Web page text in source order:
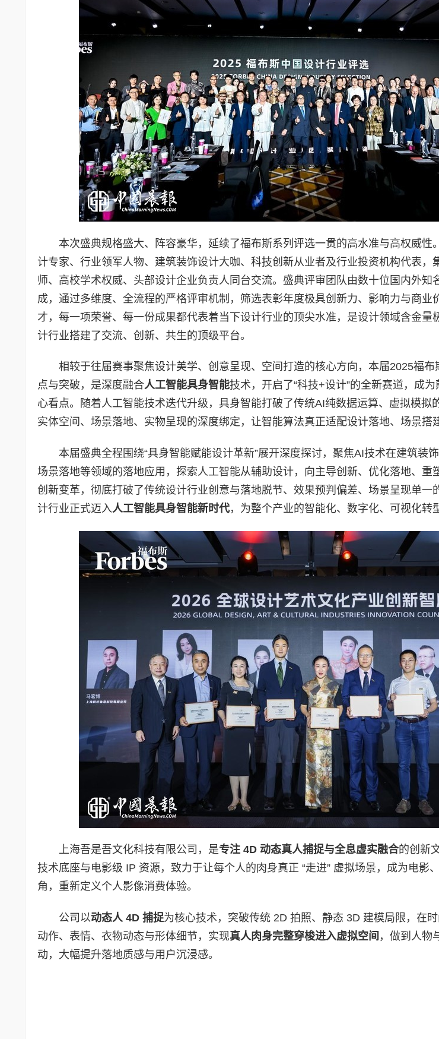
本次盛典规格盛大、阵容豪华，延续了福布斯系列评选一贯的高水准与高权威性
计专家、行业领军人物、建筑装饰设计大咖、科技创新从业者及行业投资机构代表，
师、高校学术权威、头部设计企业负责人同台交流。盛典评审团队由数十位国内外知
成，通过多维度、全流程的严格评审机制，筛选表彰年度极具创新力、影响力与商业
才，每一项荣誉、每一份成果都代表着当下设计行业的顶尖水准，是设计领域含金量
计行业搭建了交流、创新、共生的顶级平台。
相较于往届赛事聚焦设计美学、创意呈现、空间打造的核心方向，本届2025福
点与突破，是深度融合人工智能具身智能技术，开启了“科技+设计”的全新赛道，成
心看点。随着人工智能技术迭代升级，具身智能打破了传统AI纯数据运算、虚拟模拟
实体空间、场景落地、实物呈现的深度绑定，让智能算法真正适配设计落地、场景搭
本届盛典全程围绕“具身智能赋能设计革新”展开深度探讨，聚焦AI技术在建筑装
场景落地等领域的落地应用，探索人工智能从辅助设计，向主导创新、优化落地、重
创新变革，彻底打破了传统设计行业创意与落地脱节、效果预判偏差、场景呈现单一
计行业正式迈入人工智能具身智能新时代，为整个产业的智能化、数字化、可视化转
上海吾是吾文化科技有限公司，是专注 4D 动态真人捕捉与全息虚实融合的创新
技术底座与电影级 IP 资源，致力于让每个人的肉身真正 “走进” 虚拟场景，成为电影
角，重新定义个人影像消费体验。
公司以动态人 4D 捕捉为核心技术，突破传统 2D 拍照、静态 3D 建模局限，在
动作、表情、衣物动态与形体细节，实现真人肉身完整穿梭进入虚拟空间 ，做到人物
动，大幅提升落地质感与用户沉浸感。